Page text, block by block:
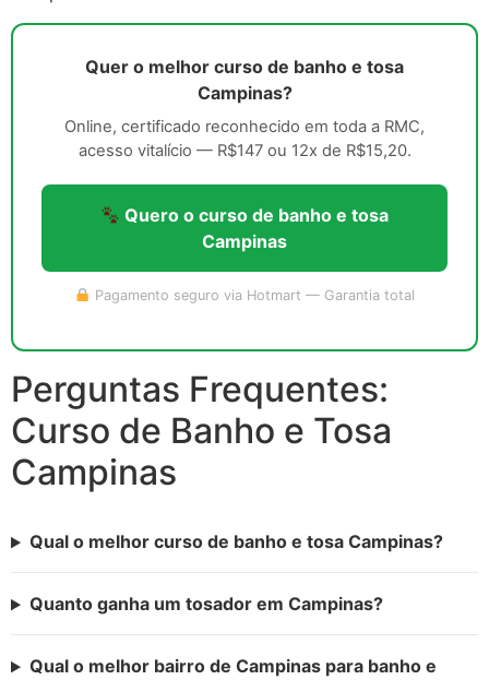
Quer o melhor curso de banho e tosa
Campinas?
Online, certificado reconhecido em toda a RMC,
acesso vitalício — R$147 ou 12x de R$15,20.
Quero o curso de banho e tosa
Campinas
Pagamento seguro via Hotmart — Garantia total
Perguntas Frequentes:
Curso de Banho e Tosa
Campinas
Qual o melhor curso de banho e tosa Campinas?
Quanto ganha um tosador em Campinas?
Qual o melhor bairro de Campinas para banho e